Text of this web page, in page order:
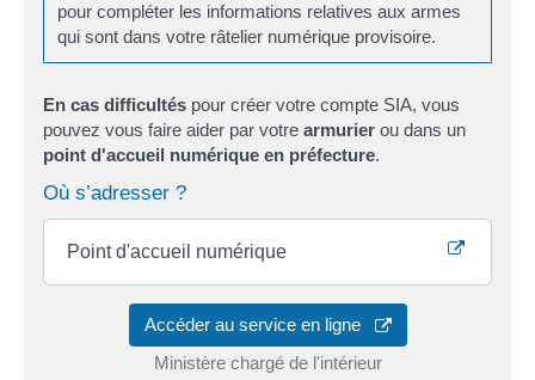
pour compléter les informations relatives aux armes
qui sont dans votre râtelier numérique provisoire.
En cas difficultés pour créer votre compte SIA, vous
pouvez vous faire aider par votre armurier ou dans un
point d'accueil numérique en préfecture.
Où s’adresser ?
Point d'accueil numérique
Accéder au service en ligne
Ministère chargé de l'intérieur